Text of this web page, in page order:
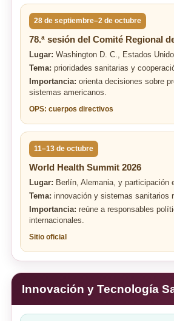
28 de septiembre–2 de octubre
78.ª sesión del Comité Regional
Lugar: Washington D. C., Estados
Tema: prioridades sanitarias y
Importancia: orienta decisiones sobre
sistemas americanos.
OPS: cuerpos directivos
11–13 de octubre
World Health Summit 2026
Lugar: Berlín, Alemania, y participación
Tema: innovación y sistemas sanitarios
Importancia: reúne a responsables
internacionales.
Sitio oficial
Innovación y Tecnología